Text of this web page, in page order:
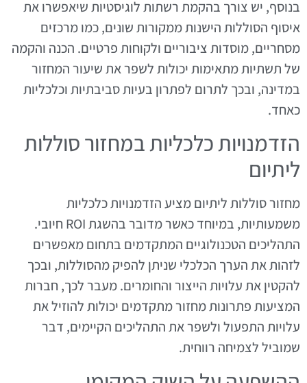
בנוסף, יש צורך בהקמת רשתות לוגיסטיות שיאפשרו את
איסוף הסוללות הישנות ממקורות שונים, כמו מרכזים
מסחריים, מוסדות ציבוריים ולקוחות פרטיים. הכנה והקמה
של תשתיות מתאימות יכולות לשפר את שיעור המחזור
במדינה, ובכך לתרום לפתרון בעיות סביבתיות וכלכליות
כאחד.
הזדמנויות כלכליות במחזור סוללות
ליתיום
מחזור סוללות ליתיום מציע הזדמנויות כלכליות
משמעותיות, במיוחד כאשר מדובר בהשגת ROI חיובי.
התהליכים הטכנולוגיים המתקדמים בתחום מאפשרים
לזהות את הערך הכלכלי שניתן להפיק מהסוללות, ובכך
להקטין את עלויות הייצור והחומרים. מעבר לכך, חברות
המציעות פתרונות מחזור מתקדמים יכולות להוזיל את
עלויות התפעול ולשפר את התהליכים הקיימים, דבר
שמוביל לצמיחה רווחית.